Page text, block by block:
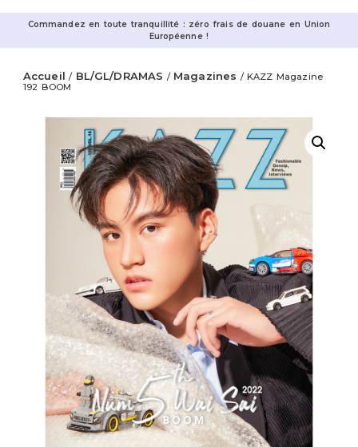
Commandez en toute tranquillité : zéro frais de douane en Union
Européenne !
Accueil / BL/GL/DRAMAS / Magazines / KAZZ Magazine
192 BOOM